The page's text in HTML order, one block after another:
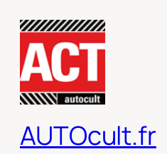
contenu
AUTOcult.fr